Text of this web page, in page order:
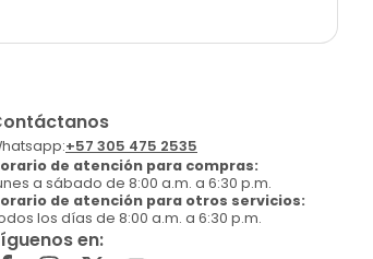
+57 305 475 2535
de atención para compras:
a sábado de 8:00 a.m. a 6:30 p.m.
de atención para otros servicios:
los días de 8:00 a.m. a 6:30 p.m.
en: